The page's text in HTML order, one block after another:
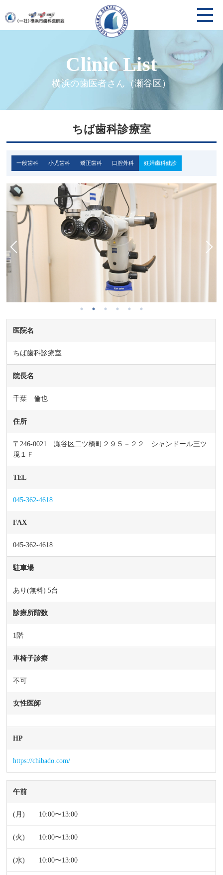
横浜の歯医者さん（瀬谷区）
ちば歯科診療室
一般歯科 小児歯科 矯正歯科 口腔外科 妊婦歯科健診
医院名
ちば歯科診療室
院長名
千葉 倫也
住所
〒246-0021 瀬谷区二ツ橋町２９５－２２ シャンドール三ツ
境１Ｆ
TEL
045-362-4618
FAX
045-362-4618
駐車場
あり(無料) 5台
診療所階数
1階
車椅子診療
不可
女性医師
HP
https://chibado.com/
午前
10:00〜13:00
10:00〜13:00
10:00〜13:00